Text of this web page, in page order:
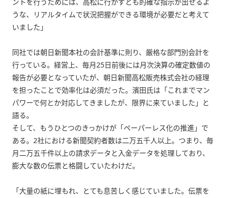
ントを行うためには、高松に行かずとも的確な指示が出せるよ
うな、リアルタイムで状況把握ができる環境が必要だと考えて
いました」
同社では朝日新聞本社の会計基準に則り、厳格な部門別会計を
行っている。経営上、毎月25日前後には月次決算の確定数値の
報告が必要となっていたが、朝日新聞高松販売株式会社の経理
を担ったことで効率化は必須だった。濱田氏は「これまでマン
パワーで何とか対応してきましたが、限界に来ていました」と
語る。
そして、もうひとつのきっかけが「ペーパーレス化の推進」で
ある。2社における新聞契約者数は二万五千人以上。つまり、毎
月二万五千件以上の請求データと入金データを処理しており、
膨大な数の伝票と格闘していたわけだ。
「大量の紙に埋もれ、とても息苦しく感じていました。伝票を